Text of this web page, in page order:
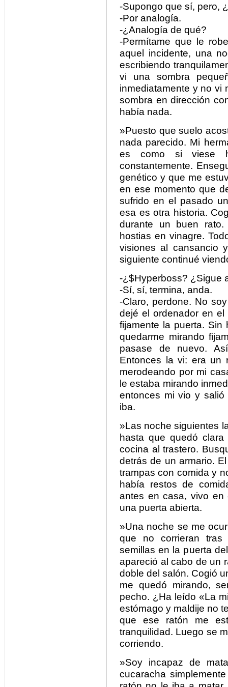
-Supongo que sí, pero,
-Por analogía.
-¿Analogía de qué?
-Permítame que le
aquel incidente, una
escribiendo
vi una sombra
inmediatamente y no vi
sombra en dirección
había nada.
»Puesto que suelo
nada parecido. Mi
es como si viese
constantemente.
genético y que me
en ese momento que
sufrido en el pasado
esa es otra historia.
durante un buen
hostias en vinagre.
visiones al cansancio
siguiente continué
-¿$Hyperboss? ¿Sigue
-Sí, sí, termina, anda.
-Claro, perdone. No
dejé el ordenador en
fijamente la puerta.
quedarme mirando
pasase de nuevo.
Entonces la vi: era un
merodeando por mi
le estaba mirando
entonces mi vio y
iba.
»Las noche siguientes
hasta que quedó
cocina al trastero.
detrás de un armario.
trampas con comida y
había restos de
antes en casa, vivo en
una puerta abierta.
»Una noche se me
que no corrieran
semillas en la puerta
apareció al cabo de un
doble del salón. Cogió
me quedó mirando,
pecho. ¿Ha leído «La
estómago y maldije no
que ese ratón me
tranquilidad. Luego se
corriendo.
»Soy incapaz de
cucaracha